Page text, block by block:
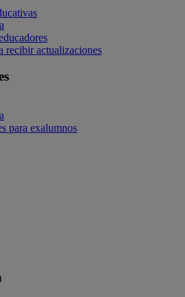
recibir actualizaciones
para exalumnos